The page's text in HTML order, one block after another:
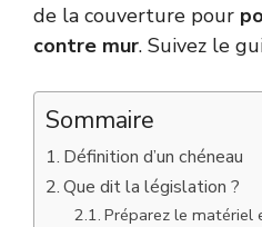
de la couverture pour
contre mur. Suivez le
Sommaire
Définition d’un chéneau
Que dit la législation ?
Préparez le matériel